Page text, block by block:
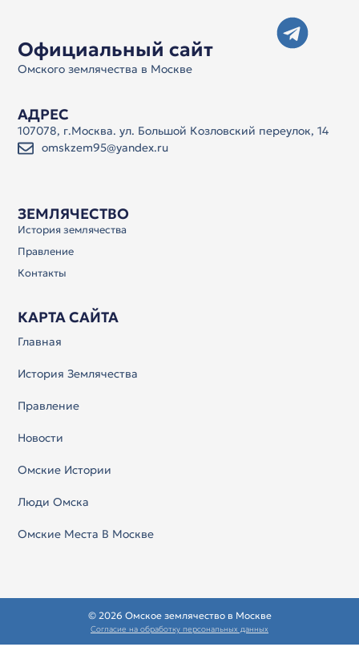
Официальный сайт
Омского землячества в Москве
ЗЕМЛЯЧЕСТВО
История землячества
Правление
Контакты
КАРТА САЙТА
Главная
История Землячества
Правление
Новости
Омские Истории
Люди Омска
Омские Места В Москве
АДРЕС
107078, г.Москва. ул. Большой Козловский переулок, 14
omskzem95@yandex.ru
© 2026 Омское землячество в Москве
Согласие на обработку персональных данных